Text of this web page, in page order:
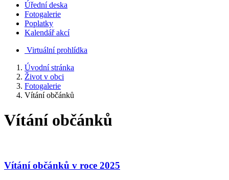
Úřední deska
Fotogalerie
Poplatky
Kalendář akcí
Virtuální prohlídka
Úvodní stránka
Život v obci
Fotogalerie
Vítání občánků
Vítání občánků
Vítání občánků v roce 2025